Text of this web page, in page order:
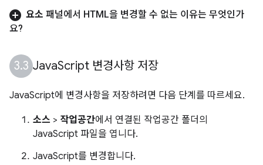
요소 패널에서 HTML을 변경할 수 없는 이유는 무엇인가
요?
JavaScript 변경사항 저장
JavaScript에 변경사항을 저장하려면 다음 단계를 따르세요.
소스 > 작업공간에서 연결된 작업공간 폴더의
JavaScript 파일을 엽니다.
JavaScript를 변경합니다.